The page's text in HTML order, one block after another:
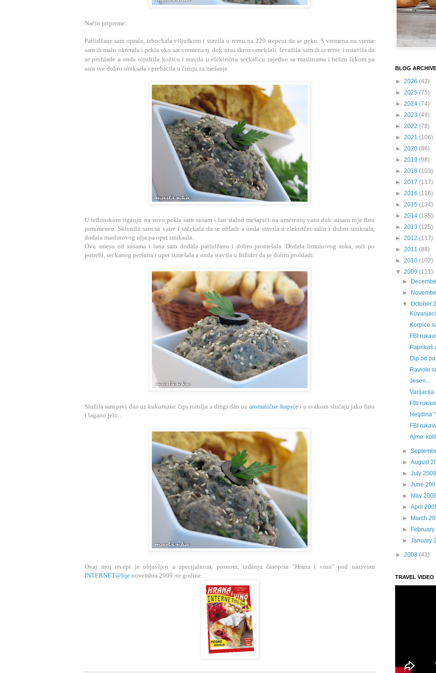
Način pripreme:
Patlidžane sam oprala, izbockala viljuškom i stavila u rernu na 220 stepeni da se peku. S vremena na vreme
sam ih malo okretala i pekla oko sat vremena tj. dok nisu skroz omekšali. Izvadila sam ih iz rerne i ostavila da
se prohlade a onda oljuštila kožicu i stavila u električnu seckalicu zajedno sa maslinama i belim lukom pa
sam sve dobro smiksala i prebacila u činiju za mešanje.
U teflonskom tiganju na suvo pekla sam susam i lan stalno mešajući na umerenoj vatri dok susam nije fino
porumeneo. Sklonila sam sa vatre i sačekala da se ohladi a onda stavila u električni mlin i dobro smiksala,
dodala maslinovog ulja pa opet smiksala.
Ovu smesu od susama i lana sam dodala patlidžanu i dobro promešala. Dodala limunovog soka, soli po
potrebi, seckanog peršuna i opet izmešala a onda stavila u frižider da se dobro prohladi.
Služila sam prvi dan uz kukuruzne čips tortilja a drugi dan uz aromatične štapićei u svakom slučaju jako fino
i lagano jelo...
Ovaj moj recept je objavljen u specijalnom, posnom, izdanju časopisa "Hrana i vino" pod nazivom
INTERNET@lije novembra 2009.-te godine.
BLOG ARCHIVE
► 2026 (42)
► 2025 (75)
► 2024 (74)
► 2023 (49)
► 2022 (78)
► 2021 (106)
► 2020 (86)
► 2019 (98)
► 2018 (103)
► 2017 (117)
► 2016 (116)
► 2015 (134)
► 2014 (185)
► 2013 (125)
► 2012 (117)
► 2011 (88)
► 2010 (102)
▼ 2009 (111)
►
►
▼ October
Korpice
FBI
Paprikaš
Dip od
Raviole
Jesen...
Varijacija
FBI
Heljdina
FBI
Ajme'
►
►August
►July
►June
►
May
►April
►
March
►
►January
► 2008 (42)
TRAVEL VIDEO